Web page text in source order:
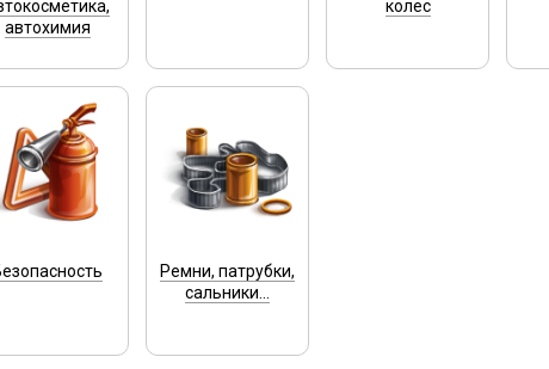
автохимия
колес
Ремни, патрубки,
сальники...